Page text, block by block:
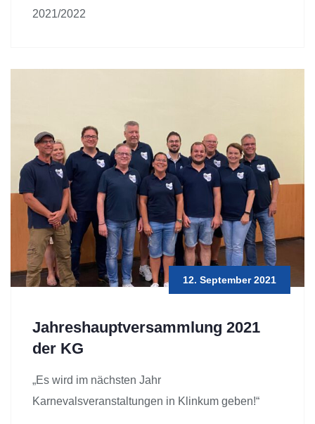
2021/2022
12. September 2021
Jahreshauptversammlung 2021
der KG
„Es wird im nächsten Jahr
Karnevalsveranstaltungen in Klinkum geben!“